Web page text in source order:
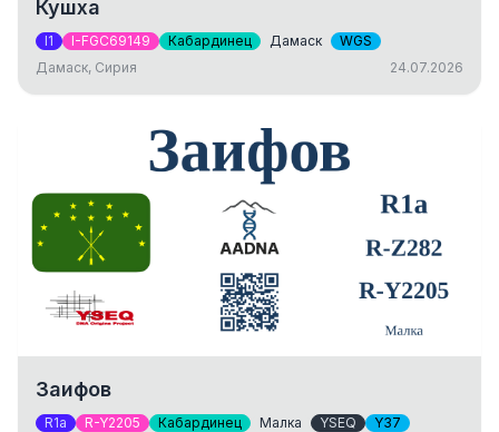
Кушха
I1 I-FGC69149 Кабардинец Дамаск
WGS
Дамаск, Сирия
24.07.2026
Заифов
R1a R-Y2205 Кабардинец Малка YSEQ
Y37